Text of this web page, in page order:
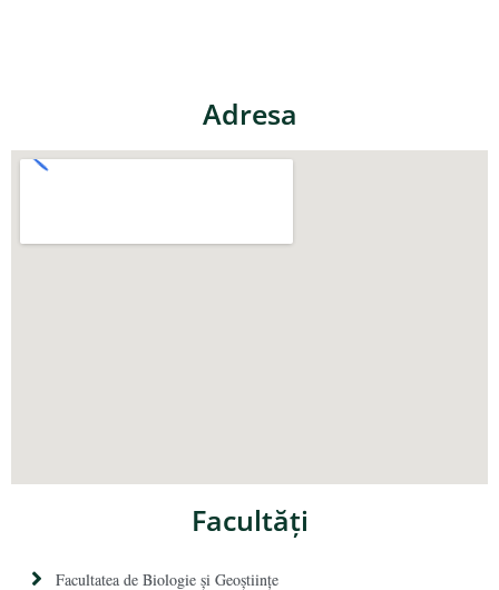
Adresa
Facultăţi
Facultatea de Biologie și Geoștiințe